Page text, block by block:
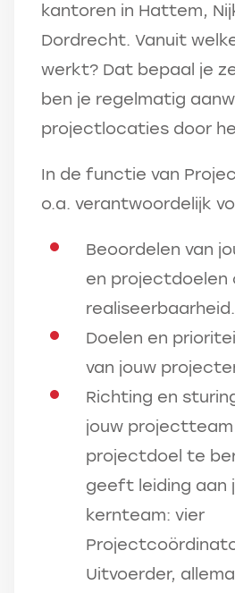
kantoren in Hattem,
Dordrecht. Vanuit
werkt? Dat bepaal je
ben je regelmatig
projectlocaties door
In de functie van
o.a. verantwoordelijk
Beoordelen van
en projectdoelen
realiseerbaarheid.
Doelen en
van jouw
Richting en
jouw
projectdoel te
geeft leiding aan
kernteam: vier
Uitvoerder,